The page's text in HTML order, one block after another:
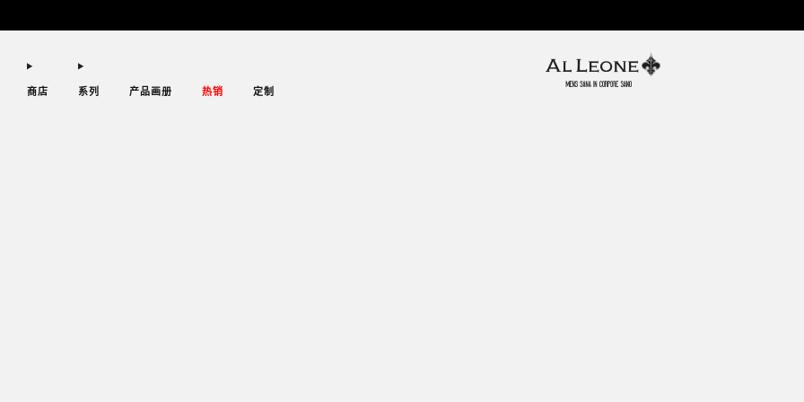
商店 系列 产品画册 热销 定制